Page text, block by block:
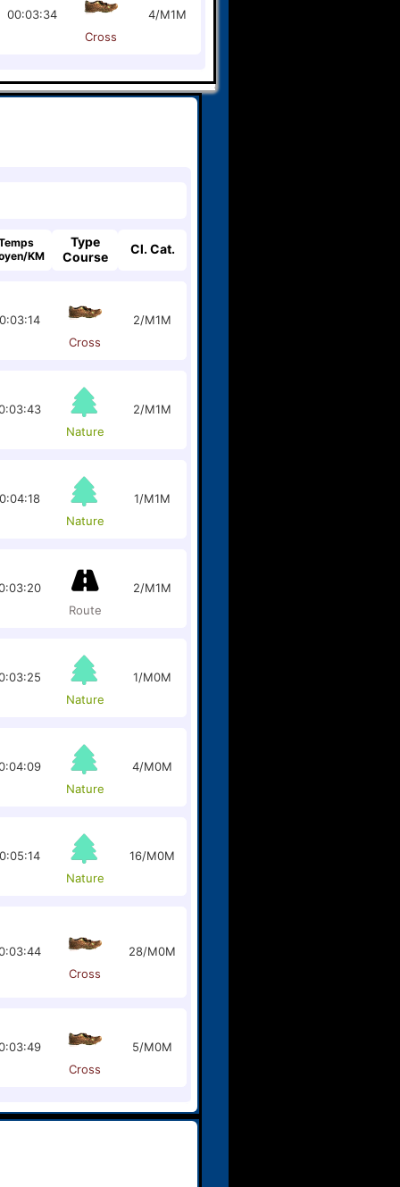
00:03:34
Cross
4/M1M
KM
Type
Course
Cl. Cat.
Cross
2/M1M
Nature
2/M1M
Nature
1/M1M
Route
2/M1M
Nature
1/M0M
Nature
4/M0M
Nature
16/M0M
Cross
28/M0M
Cross
5/M0M